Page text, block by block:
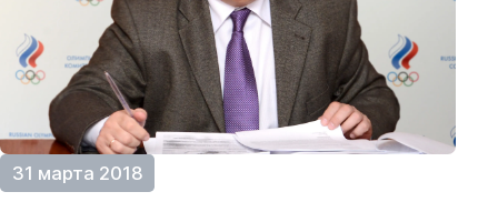
31 марта 2018